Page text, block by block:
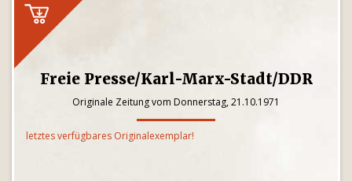
Freie Presse/Karl-Marx-Stadt/DDR
Originale Zeitung vom Donnerstag, 21.10.1971
letztes verfügbares Originalexemplar!